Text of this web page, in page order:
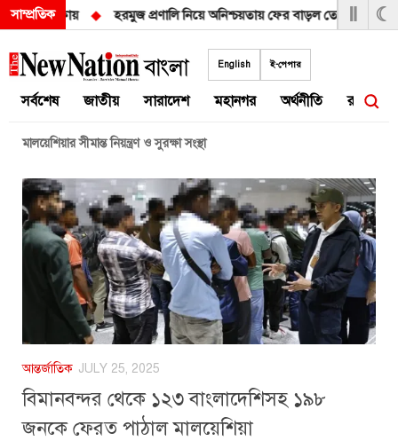
সাম্প্রতিক
জৈন ঢাকায় ◆ হরমুজ প্রণালি নিয়ে অনিশ্চয়তায় ফের বাড়ল তেলের দাম ☾
to
English ই-পেপার
সর্বশেষ জাতীয় সারাদেশ মহানগর অর্থনীতি রাজনীতি
মালয়েশিয়ার সীমান্ত নিয়ন্ত্রণ ও সুরক্ষা সংস্থা
আন্তর্জাতিক JULY 25, 2025
বিমানবন্দর থেকে ১২৩ বাংলাদেশিসহ ১৯৮
জনকে ফেরত পাঠাল মালয়েশিয়া